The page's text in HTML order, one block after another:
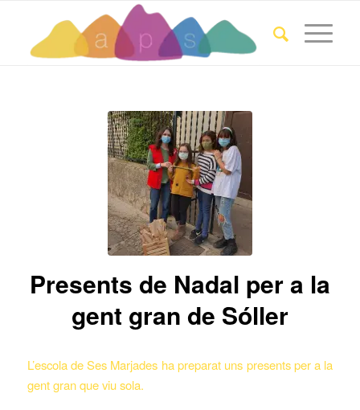
Presents de Nadal per a la
gent gran de Sóller
L’escola de Ses Marjades ha preparat uns presents per a la
gent gran que viu sola.